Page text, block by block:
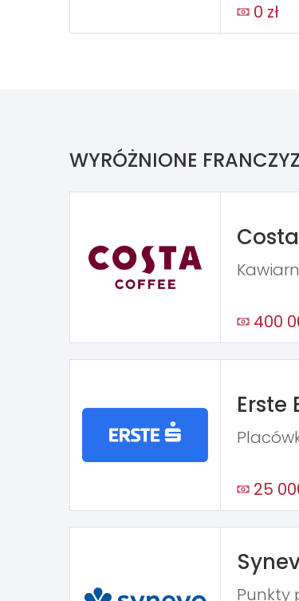
0 zł
WYRÓŻNIONE
400
Erste
25
Punkty